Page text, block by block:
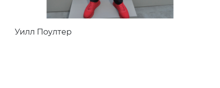
Уилл Поултер